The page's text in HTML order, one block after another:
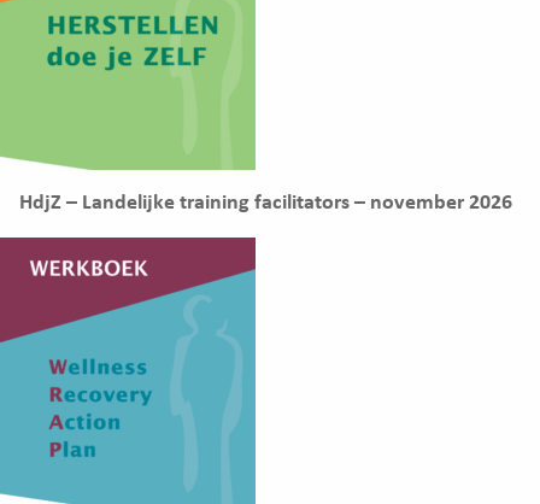
HdjZ – Landelijke training facilitators – november 2026